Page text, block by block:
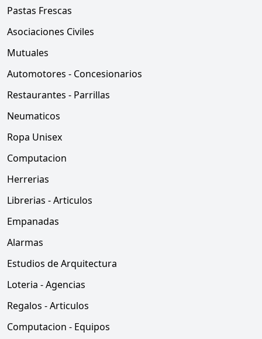
Pastas Frescas
Asociaciones Civiles
Mutuales
Automotores - Concesionarios
Restaurantes - Parrillas
Neumaticos
Ropa Unisex
Computacion
Herrerias
Librerias - Articulos
Empanadas
Alarmas
Estudios de Arquitectura
Loteria - Agencias
Regalos - Articulos
Computacion - Equipos